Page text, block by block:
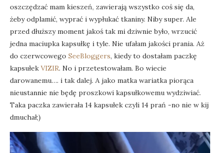
oszczędzać mam kieszeń, zawierają wszystko coś się da,
żeby odplamić, wyprać i wypłukać tkaniny. Niby super. Ale
przed dłuższy moment jakoś tak mi dziwnie było, wrzucić
jedna maciupka kapsułkę i tyle. Nie ufałam jakości prania. Aż
do czerwcowego SeeBloggers, kiedy to dostałam paczkę
kapsułek VIZIR. No i przetestowałam. Bo wiecie
darowanemu…. i tak dalej. A jako matka wariatka piorąca
nieustannie nie będę proszkowi kapsułkowemu wydziwiać.
Taka paczka zawierała 14 kapsułek czyli 14 prań -no nie w kij
dmuchał;)